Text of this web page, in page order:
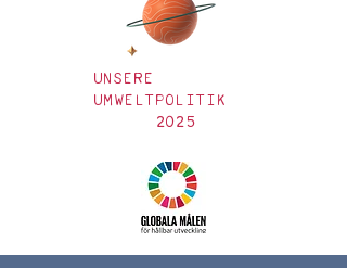
UNSERE
UMWELTPOLITIK
2025